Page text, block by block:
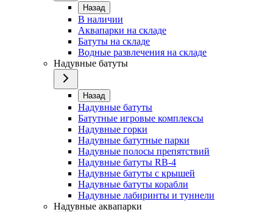
Назад
В наличии
Аквапарки на складе
Батуты на складе
Водные развлечения на складе
Надувные батуты
Назад
Надувные батуты
Батутные игровые комплексы
Надувные горки
Надувные батутные парки
Надувные полосы препятствий
Надувные батуты RB-4
Надувные батуты с крышей
Надувные батуты корабли
Надувные лабиринты и туннели
Надувные аквапарки